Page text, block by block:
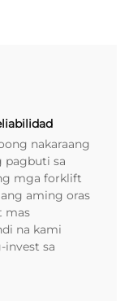
nakaraang
pagbuti sa
mga forklift
aming oras
mas
na kami
invest sa